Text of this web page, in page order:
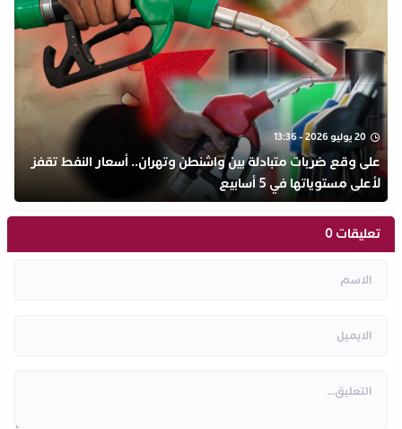
20 يوليو 2026 - 13:36
على وقع ضربات متبادلة بين واشنطن وتهران.. أسعار النفط تقفز
لأعلى مستوياتها في 5 أسابيع
تعليقات 0